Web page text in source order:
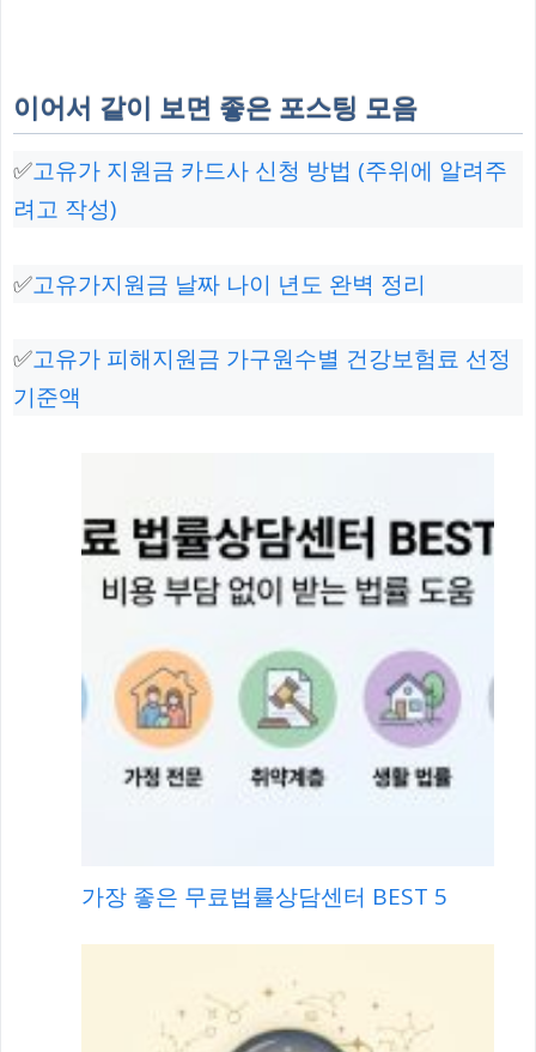
이어서 같이 보면 좋은 포스팅 모음
✅고유가 지원금 카드사 신청 방법 (주위에 알려주
려고 작성)
✅고유가지원금 날짜 나이 년도 완벽 정리
✅고유가 피해지원금 가구원수별 건강보험료 선정
기준액
가장 좋은 무료법률상담센터 BEST 5